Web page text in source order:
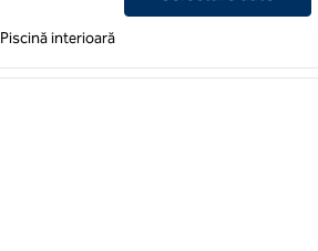
Piscină interioară